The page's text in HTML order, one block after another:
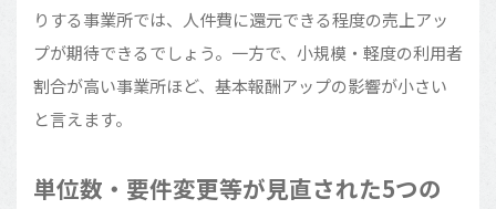
りする事業所では、人件費に還元できる程度の売上アッ
プが期待できるでしょう。一方で、小規模・軽度の利用者
割合が高い事業所ほど、基本報酬アップの影響が小さい
と言えます。
単位数・要件変更等が見直された5つの